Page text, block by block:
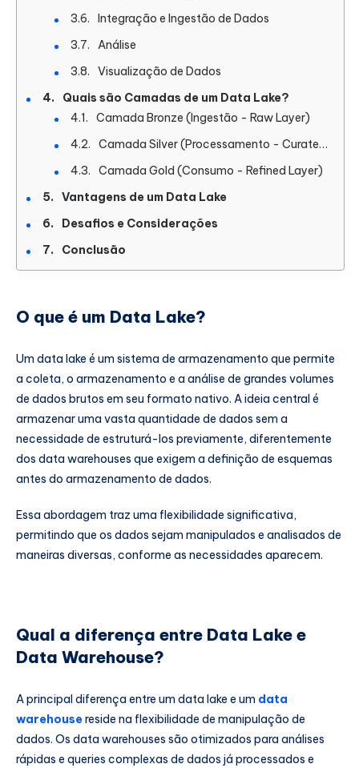
Integração e Ingestão de Dados
Análise
Visualização de Dados
Quais são Camadas de um Data Lake?
Camada Bronze (Ingestão - Raw Layer)
Camada Silver (Processamento - Curated Layer)
Camada Gold (Consumo - Refined Layer)
Vantagens de um Data Lake
Desafios e Considerações
Conclusão
O que é um Data Lake?
Um data lake é um sistema de armazenamento que permite
a coleta, o armazenamento e a análise de grandes volumes
de dados brutos em seu formato nativo. A ideia central é
armazenar uma vasta quantidade de dados sem a
necessidade de estruturá-los previamente, diferentemente
dos data warehouses que exigem a definição de esquemas
antes do armazenamento de dados.
Essa abordagem traz uma flexibilidade significativa,
permitindo que os dados sejam manipulados e analisados de
maneiras diversas, conforme as necessidades aparecem.
Qual a diferença entre Data Lake e
Data Warehouse?
A principal diferença entre um data lake e um data
warehousereside na flexibilidade de manipulação de
dados. Os data warehouses são otimizados para análises
rápidas e queries complexas de dados já processados e